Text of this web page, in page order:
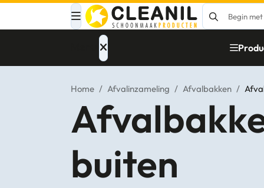
Afvalinzameling
Materialen
Reinigingsmiddelen
Home / Afvalinzameling / Afvalbakken /
buiten